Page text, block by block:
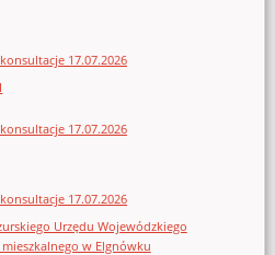
17.07.2026
17.07.2026
17.07.2026
Urzędu Wojewódzkiego
w Elgnówku